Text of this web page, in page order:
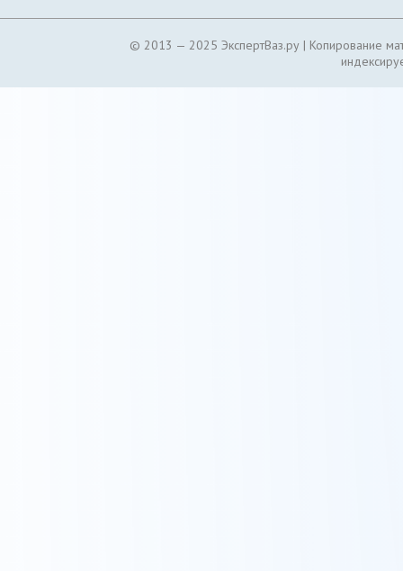
© 2013 — 2025 ЭкспертВаз.ру | Копирование